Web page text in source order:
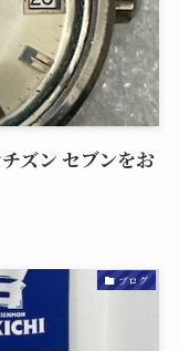
ズン セブンをお
ブログ